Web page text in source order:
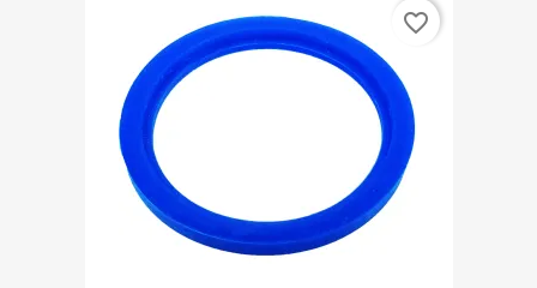
favorite_border